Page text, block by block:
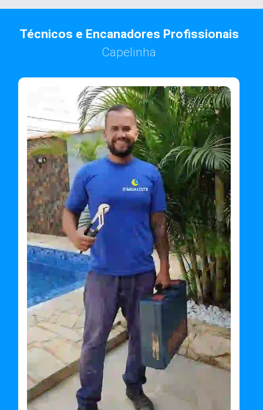
Técnicos e Encanadores Profissionais
Capelinha